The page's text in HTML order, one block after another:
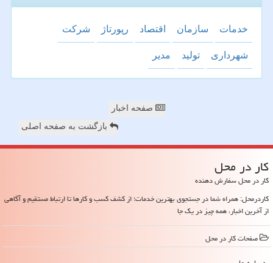
خدمات سازمان اقتصاد رپورتاژ شركت
شهرداری تولید مدیر
صفحه اخبار
بازگشت به صفحه اصلی
كار در محل
کار در محل سفارش دهنده
کاردرمحل: همراه شما در جستجوی بهترین خدمات؛ از کشف کسب و کارها تا ارتباط مستقیم و آگاهی
از آخرین اخبار، همه چیز در یک جا
صفحات كار در محل